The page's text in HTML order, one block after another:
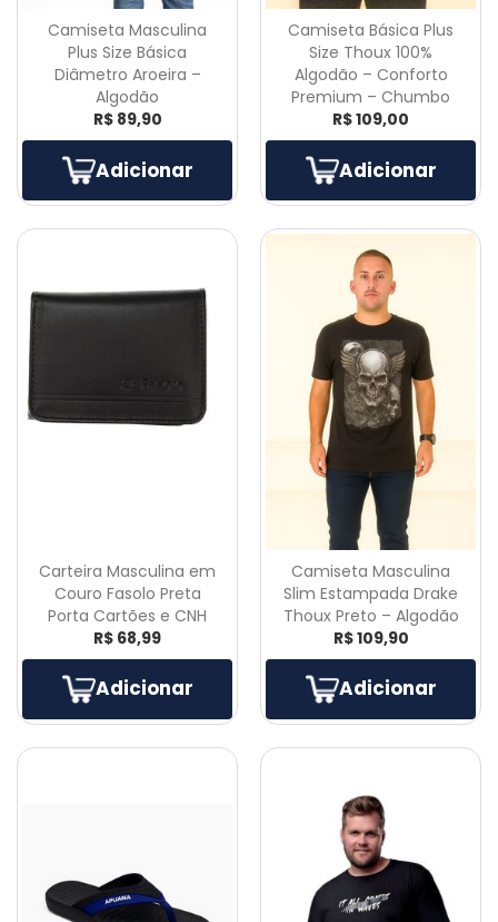
Camiseta Masculina
Plus Size Básica
Diâmetro Aroeira –
Algodão
R$ 89,90
Adicionar
Camiseta Básica Plus
Size Thoux 100%
Algodão – Conforto
Premium – Chumbo
R$ 109,00
Adicionar
Carteira Masculina em
Couro Fasolo Preta
Porta Cartões e CNH
R$ 68,99
Adicionar
Camiseta Masculina
Slim Estampada Drake
Thoux Preto – Algodão
R$ 109,90
Adicionar